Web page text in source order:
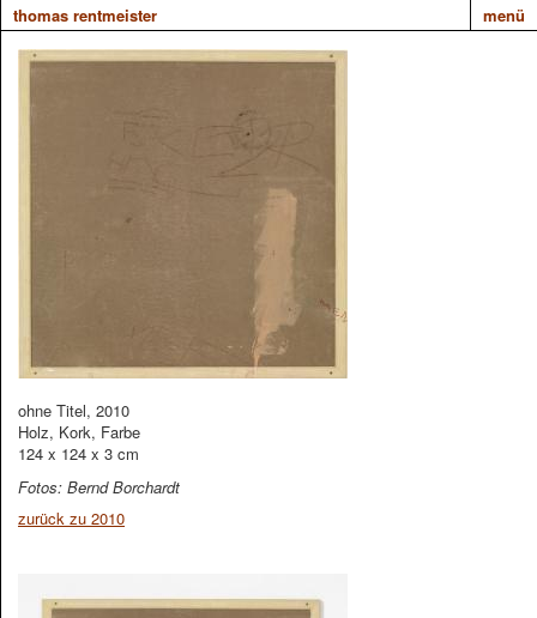
thomas rentmeister menü
ohne Titel, 2010
Holz, Kork, Farbe
124 x 124 x 3 cm
Fotos: Bernd Borchardt
zurück zu 2010